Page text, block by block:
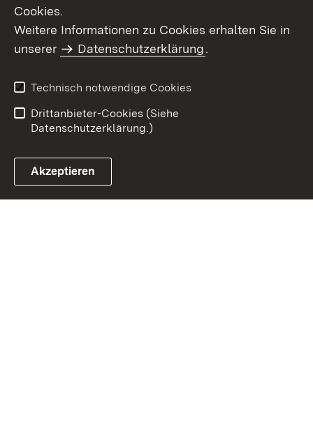
Benutzungshinweise
Erklärung zur
Cookies.
Weitere Informationen zu Cookies erhalten Sie in
unserer
Datenschutzerklärung.
Technisch notwendige Cookies
Drittanbieter-Cookies (Siehe
Datenschutzerklärung.)
Akzeptieren